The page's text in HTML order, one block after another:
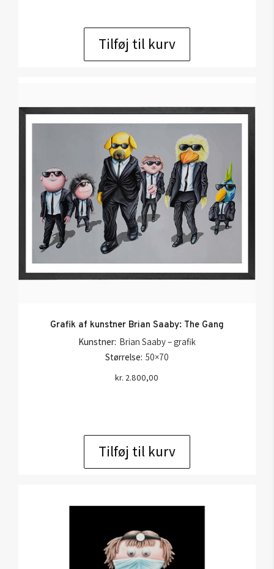
Tilføj til kurv
Grafik af kunstner Brian Saaby: The Gang
Kunstner: Brian Saaby – grafik
Størrelse: 50×70
kr. 2.800,00
Tilføj til kurv